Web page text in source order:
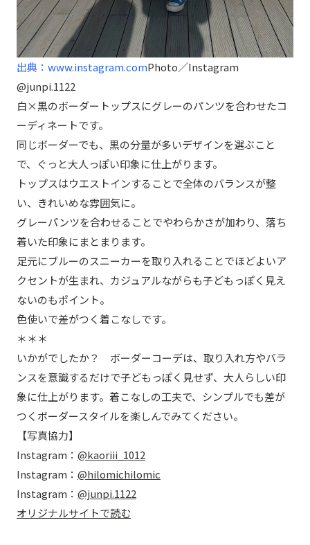
出典：www.instagram.comPhoto／Instagram
@junpi.1122
白×黒のボーダートップスにグレーのパンツを合わせたコ
ーディネートです。
同じボーダーでも、黒の分量が多いデザインを選ぶこと
で、ぐっと大人っぽい印象に仕上がります。
トップスはウエストインすることで全体のバランスが整
い、きれいめな雰囲気に。
グレーパンツを合わせることでやわらかさが加わり、落ち
着いた印象にまとまります。
足元にブルーのスニーカーを取り入れることでほどよいア
クセントが生まれ、カジュアルながらも子どもっぽく見え
ないのもポイント。
色使いで差がつく着こなしです。
＊＊＊
いかがでしたか？ ボーダーコーデは、取り入れ方やバラ
ンスを意識するだけで子どもっぽく見せず、大人らしい印
象に仕上がります。着こなしの工夫で、シンプルでも差が
つくボーダースタイルを楽しんでみてください。
【写真協力】
Instagram： @kaoriii_1012
Instagram： @hilomichilomic
Instagram： @junpi.1122
オリジナルサイトで読む